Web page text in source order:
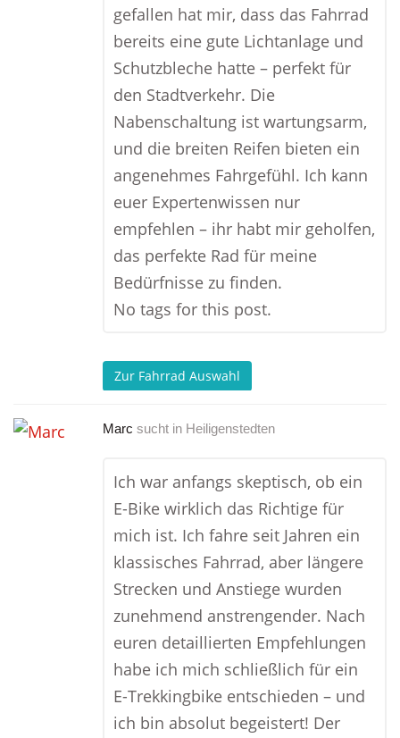
gefallen hat mir, dass das Fahrrad
bereits eine gute Lichtanlage und
Schutzbleche hatte – perfekt für
den Stadtverkehr. Die
Nabenschaltung ist wartungsarm,
und die breiten Reifen bieten ein
angenehmes Fahrgefühl. Ich kann
euer Expertenwissen nur
empfehlen – ihr habt mir geholfen,
das perfekte Rad für meine
Bedürfnisse zu finden.
No tags for this post.
Zur Fahrrad Auswahl
Marc sucht in Heiligenstedten
Ich war anfangs skeptisch, ob ein
E-Bike wirklich das Richtige für
mich ist. Ich fahre seit Jahren ein
klassisches Fahrrad, aber längere
Strecken und Anstiege wurden
zunehmend anstrengender. Nach
euren detaillierten Empfehlungen
habe ich mich schließlich für ein
E-Trekkingbike entschieden – und
ich bin absolut begeistert! Der